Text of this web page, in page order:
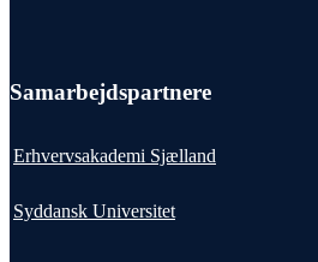
Samarbejdspartnere
Erhvervsakademi Sjælland
Syddansk Universitet